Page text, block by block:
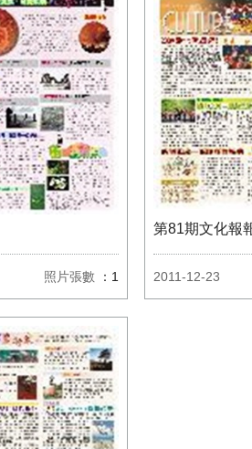
照片張數 ：1
第81期文化報
2011-12-23